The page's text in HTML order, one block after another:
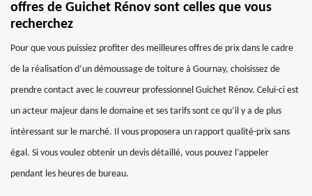
offres de Guichet Rénov sont celles que vous
recherchez
Pour que vous puissiez profiter des meilleures offres de prix dans le cadre
de la réalisation d’un démoussage de toiture à Gournay, choisissez de
prendre contact avec le couvreur professionnel Guichet Rénov. Celui-ci est
un acteur majeur dans le domaine et ses tarifs sont ce qu’il y a de plus
intéressant sur le marché. Il vous proposera un rapport qualité-prix sans
égal. Si vous voulez obtenir un devis détaillé, vous pouvez l’appeler
pendant les heures de bureau.